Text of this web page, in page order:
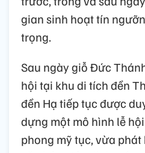
gian sinh hoạt tín
trọng.
Sau ngày giỗ Đức
hội tại khu di tích đền
đền Hạ tiếp tục được
dựng một mô hình lễ
phong mỹ tục, vừa